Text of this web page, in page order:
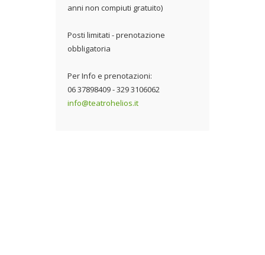
anni non compiuti gratuito)
Posti limitati - prenotazione
obbligatoria
Per Info e prenotazioni:
06 37898409 - 329 3106062
info@teatrohelios.it